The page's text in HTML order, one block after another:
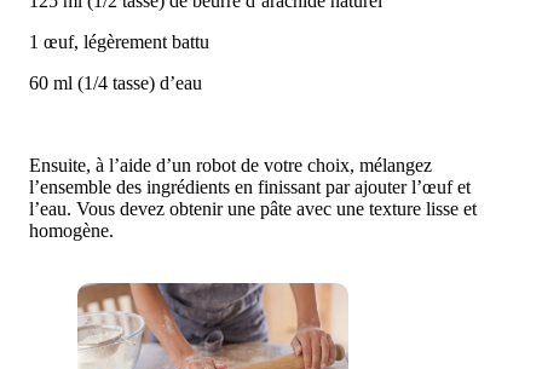
1 œuf, légèrement battu
60 ml (1/4 tasse) d’eau
Ensuite, à l’aide d’un robot de votre choix, mélangez
l’ensemble des ingrédients en finissant par ajouter l’œuf et
l’eau. Vous devez obtenir une pâte avec une texture lisse et
homogène.